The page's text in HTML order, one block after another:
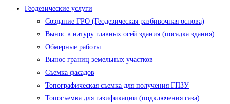
Геодезические услуги
Создание ГРО (Геодезическая разбивочная основа)
Вынос в натуру главных осей здания (посадка здания)
Обмерные работы
Вынос границ земельных участков
Съемка фасадов
Топографическая съемка для получения ГПЗУ
Топосъемка для газификации (подключения газа)